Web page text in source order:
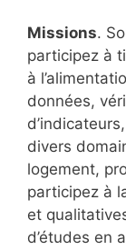
Missions.
participez à
à
données,
divers
logement,
participez à
et
d’études en